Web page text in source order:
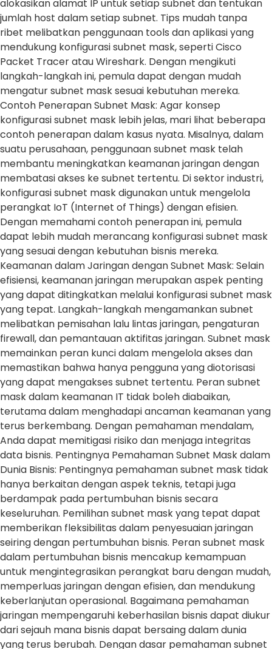
alokasikan alamat IP untuk setiap subnet dan tentukan
jumlah host dalam setiap subnet. Tips mudah tanpa
ribet melibatkan penggunaan tools dan aplikasi yang
mendukung konfigurasi subnet mask, seperti Cisco
Packet Tracer atau Wireshark. Dengan mengikuti
langkah-langkah ini, pemula dapat dengan mudah
mengatur subnet mask sesuai kebutuhan mereka.
Contoh Penerapan Subnet Mask: Agar konsep
konfigurasi subnet mask lebih jelas, mari lihat beberapa
contoh penerapan dalam kasus nyata. Misalnya, dalam
suatu perusahaan, penggunaan subnet mask telah
membantu meningkatkan keamanan jaringan dengan
membatasi akses ke subnet tertentu. Di sektor industri,
konfigurasi subnet mask digunakan untuk mengelola
perangkat IoT (Internet of Things) dengan efisien.
Dengan memahami contoh penerapan ini, pemula
dapat lebih mudah merancang konfigurasi subnet mask
yang sesuai dengan kebutuhan bisnis mereka.
Keamanan dalam Jaringan dengan Subnet Mask: Selain
efisiensi, keamanan jaringan merupakan aspek penting
yang dapat ditingkatkan melalui konfigurasi subnet mask
yang tepat. Langkah-langkah mengamankan subnet
melibatkan pemisahan lalu lintas jaringan, pengaturan
firewall, dan pemantauan aktifitas jaringan. Subnet mask
memainkan peran kunci dalam mengelola akses dan
memastikan bahwa hanya pengguna yang diotorisasi
yang dapat mengakses subnet tertentu. Peran subnet
mask dalam keamanan IT tidak boleh diabaikan,
terutama dalam menghadapi ancaman keamanan yang
terus berkembang. Dengan pemahaman mendalam,
Anda dapat memitigasi risiko dan menjaga integritas
data bisnis. Pentingnya Pemahaman Subnet Mask dalam
Dunia Bisnis: Pentingnya pemahaman subnet mask tidak
hanya berkaitan dengan aspek teknis, tetapi juga
berdampak pada pertumbuhan bisnis secara
keseluruhan. Pemilihan subnet mask yang tepat dapat
memberikan fleksibilitas dalam penyesuaian jaringan
seiring dengan pertumbuhan bisnis. Peran subnet mask
dalam pertumbuhan bisnis mencakup kemampuan
untuk mengintegrasikan perangkat baru dengan mudah,
memperluas jaringan dengan efisien, dan mendukung
keberlanjutan operasional. Bagaimana pemahaman
jaringan mempengaruhi keberhasilan bisnis dapat diukur
dari sejauh mana bisnis dapat bersaing dalam dunia
yang terus berubah. Dengan dasar pemahaman subnet